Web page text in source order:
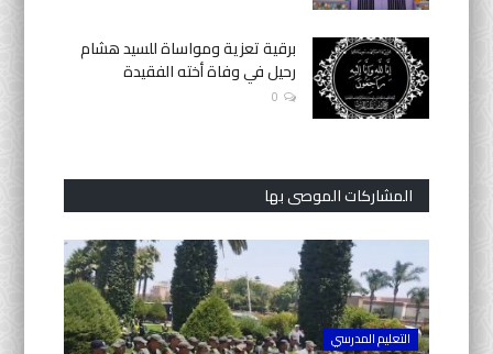
برقية تعزية ومواساة للسيد هشام
رحيل في وفاة أخته الفقيدة
0
المشاركات الموصى بها
التعليم المدرسي